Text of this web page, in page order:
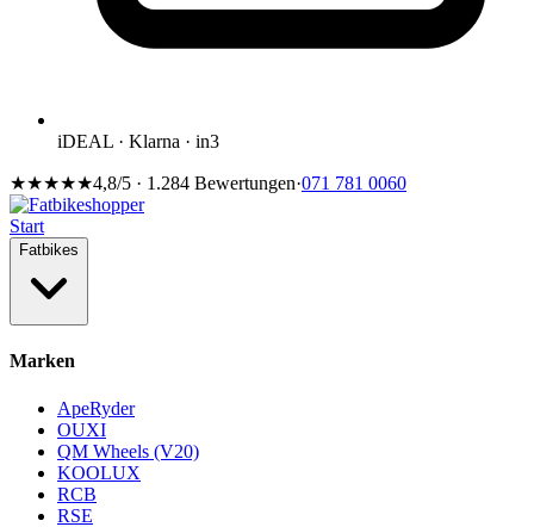
iDEAL · Klarna · in3
★★★★★4,8/5 · 1.284 Bewertungen·071 781 0060
Start
Fatbikes
Marken
ApeRyder
OUXI
QM Wheels (V20)
KOOLUX
RCB
RSE